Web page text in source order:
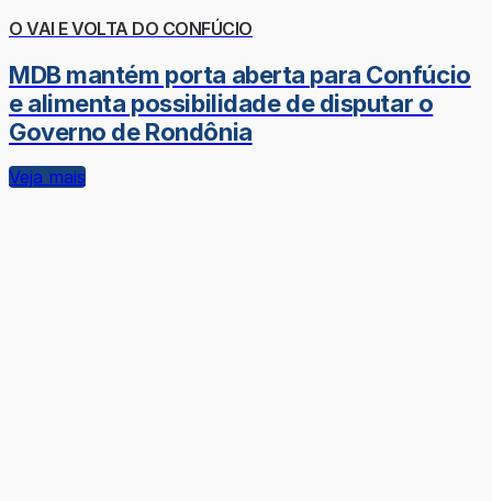
O VAI E VOLTA DO CONFÚCIO
MDB mantém porta aberta para Confúcio
e alimenta possibilidade de disputar o
Governo de Rondônia
Veja mais